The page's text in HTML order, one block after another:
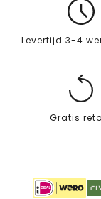
Levertijd 3-4
Gratis